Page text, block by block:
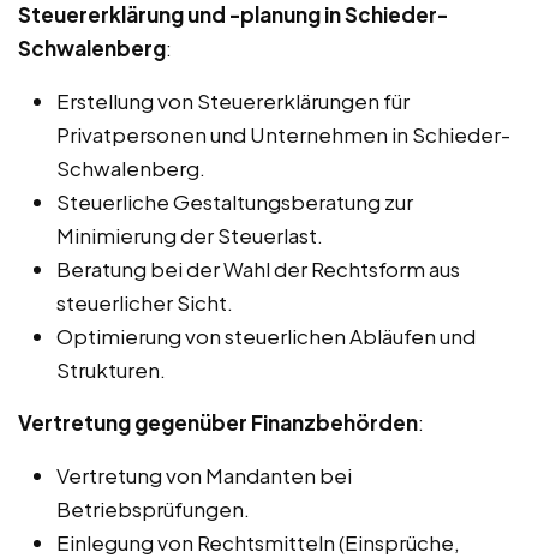
Steuererklärung und -planung in Schieder-
Schwalenberg:
Erstellung von Steuererklärungen für
Privatpersonen und Unternehmen in Schieder-
Schwalenberg.
Steuerliche Gestaltungsberatung zur
Minimierung der Steuerlast.
Beratung bei der Wahl der Rechtsform aus
steuerlicher Sicht.
Optimierung von steuerlichen Abläufen und
Strukturen.
Vertretung gegenüber Finanzbehörden:
Vertretung von Mandanten bei
Betriebsprüfungen.
Einlegung von Rechtsmitteln (Einsprüche,